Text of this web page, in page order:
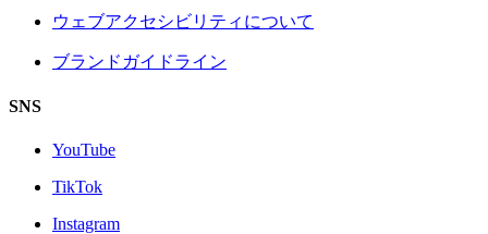
ウェブアクセシビリティについて
ブランドガイドライン
SNS
YouTube
TikTok
Instagram